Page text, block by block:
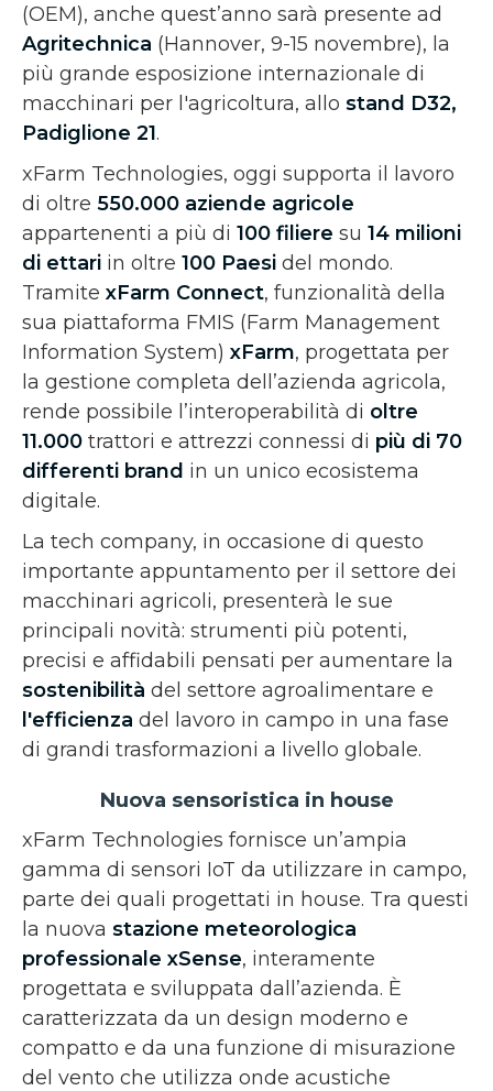
(OEM), anche quest’anno sarà presente ad
Agritechnica (Hannover, 9-15 novembre), la
più grande esposizione internazionale di
macchinari per l'agricoltura, allo stand D32,
Padiglione 21.
xFarm Technologies, oggi supporta il lavoro
di oltre 550.000 aziende agricole
appartenenti a più di 100 filiere su 14 milioni
di ettari in oltre 100 Paesi del mondo.
Tramite xFarm Connect, funzionalità della
sua piattaforma FMIS (Farm Management
Information System) xFarm, progettata per
la gestione completa dell’azienda agricola,
rende possibile l’interoperabilità di oltre
11.000 trattori e attrezzi connessi di più di 70
differenti brand in un unico ecosistema
digitale.
La tech company, in occasione di questo
importante appuntamento per il settore dei
macchinari agricoli, presenterà le sue
principali novità: strumenti più potenti,
precisi e affidabili pensati per aumentare la
sostenibilità del settore agroalimentare e
l'efficienza del lavoro in campo in una fase
di grandi trasformazioni a livello globale.
Nuova sensoristica in house
xFarm Technologies fornisce un’ampia
gamma di sensori IoT da utilizzare in campo,
parte dei quali progettati in house. Tra questi
la nuova stazione meteorologica
professionale xSense, interamente
progettata e sviluppata dall’azienda. È
caratterizzata da un design moderno e
compatto e da una funzione di misurazione
del vento che utilizza onde acustiche